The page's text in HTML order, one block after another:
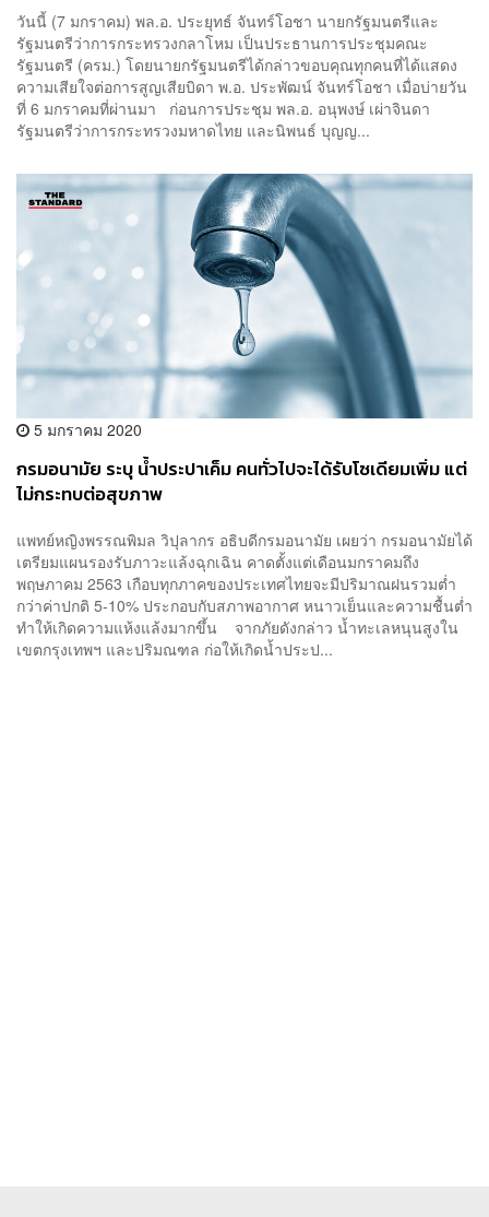
วันนี้ (7 มกราคม) พล.อ. ประยุทธ์ จันทร์โอชา นายกรัฐมนตรีและ
รัฐมนตรีว่าการกระทรวงกลาโหม เป็นประธานการประชุมคณะ
รัฐมนตรี (ครม.) โดยนายกรัฐมนตรีได้กล่าวขอบคุณทุกคนที่ได้แสดง
ความเสียใจต่อการสูญเสียบิดา พ.อ. ประพัฒน์ จันทร์โอชา เมื่อบ่ายวัน
ที่ 6 มกราคมที่ผ่านมา ก่อนการประชุม พล.อ. อนุพงษ์ เผ่าจินดา
รัฐมนตรีว่าการกระทรวงมหาดไทย และนิพนธ์ บุญญ...
5 มกราคม 2020
กรมอนามัย ระบุ น้ำประปาเค็ม คนทั่วไปจะได้รับโซเดียมเพิ่ม แต่
ไม่กระทบต่อสุขภาพ
แพทย์หญิงพรรณพิมล วิปุลากร อธิบดีกรมอนามัย เผยว่า กรมอนามัยได้
เตรียมแผนรองรับภาวะแล้งฉุกเฉิน คาดตั้งแต่เดือนมกราคมถึง
พฤษภาคม 2563 เกือบทุกภาคของประเทศไทยจะมีปริมาณฝนรวมต่ำ
กว่าค่าปกติ 5-10% ประกอบกับสภาพอากาศ หนาวเย็นและความชื้นต่ำ
ทำให้เกิดความแห้งแล้งมากขึ้น จากภัยดังกล่าว น้ำทะเลหนุนสูงใน
เขตกรุงเทพฯ และปริมณฑล ก่อให้เกิดน้ำประป...